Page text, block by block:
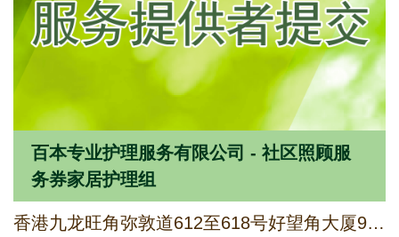
百本专业护理服务有限公司 - 社区照顾服
务券家居护理组
香港九龙旺角弥敦道612至618号好望角大厦9楼901室